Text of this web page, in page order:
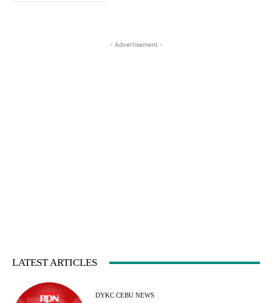
- Advertisement -
LATEST ARTICLES
DYKC CEBU NEWS